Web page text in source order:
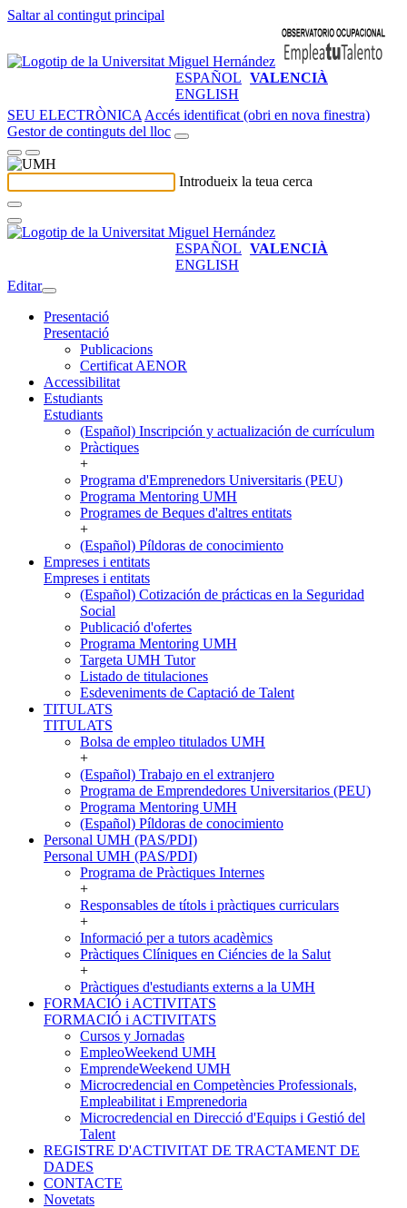
Saltar al contingut principal
ESPAÑOL VALENCIÀ
ENGLISH
SEU ELECTRÒNICA Accés identificat (obri en nova finestra)
Gestor de continguts del lloc
Introdueix la teua cerca
ESPAÑOL VALENCIÀ
ENGLISH
Editar
Presentació
Presentació
Publicacions
Certificat AENOR
Accessibilitat
Estudiants
Estudiants
(Español) Inscripción y actualización de currículum
Pràctiques
+
Programa d'Emprenedors Universitaris (PEU)
Programa Mentoring UMH
Programes de Beques d'altres entitats
+
(Español) Píldoras de conocimiento
Empreses i entitats
Empreses i entitats
(Español) Cotización de prácticas en la Seguridad
Social
Publicació d'ofertes
Programa Mentoring UMH
Targeta UMH Tutor
Listado de titulaciones
Esdeveniments de Captació de Talent
TITULATS
TITULATS
Bolsa de empleo titulados UMH
+
(Español) Trabajo en el extranjero
Programa de Emprendedores Universitarios (PEU)
Programa Mentoring UMH
(Español) Píldoras de conocimiento
Personal UMH (PAS/PDI)
Personal UMH (PAS/PDI)
Programa de Pràctiques Internes
+
Responsables de títols i pràctiques curriculars
+
Informació per a tutors acadèmics
Pràctiques Clíniques en Ciéncies de la Salut
+
Pràctiques d'estudiants externs a la UMH
FORMACIÓ i ACTIVITATS
FORMACIÓ i ACTIVITATS
Cursos y Jornadas
EmpleoWeekend UMH
EmprendeWeekend UMH
Microcredencial en Competències Professionals,
Empleabilitat i Emprenedoria
Microcredencial en Direcció d'Equips i Gestió del
Talent
REGISTRE D'ACTIVITAT DE TRACTAMENT DE
DADES
CONTACTE
Novetats